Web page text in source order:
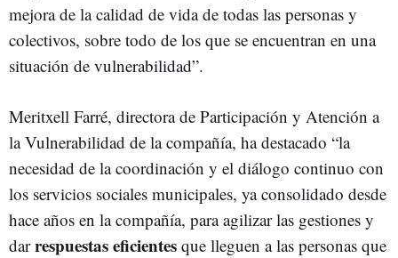
mejora de la calidad de vida de todas las personas y
colectivos, sobre todo de los que se encuentran en una
situación de vulnerabilidad”.
Meritxell Farré, directora de Participación y Atención a
la Vulnerabilidad de la compañía, ha destacado “la
necesidad de la coordinación y el diálogo continuo con
los servicios sociales municipales, ya consolidado desde
hace años en la compañía, para agilizar las gestiones y
darrespuestas eficientes que lleguen a las personas que